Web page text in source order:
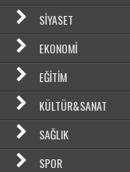
SIYASET
EKONOMI
EĞITIM
KÜLTÜR&SANAT
SAĞLIK
SPOR